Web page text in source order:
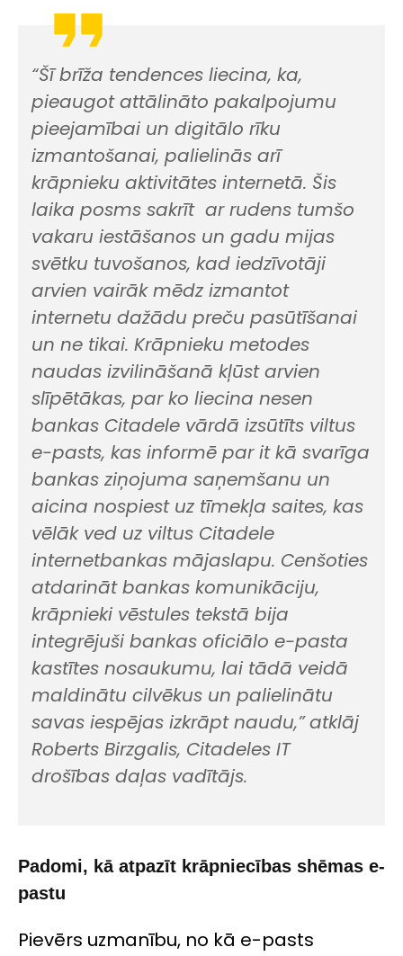
“Šī brīža tendences liecina, ka,
pieaugot attālināto pakalpojumu
pieejamībai un digitālo rīku
izmantošanai, palielinās arī
krāpnieku aktivitātes internetā. Šis
laika posms sakrīt ar rudens tumšo
vakaru iestāšanos un gadu mijas
svētku tuvošanos, kad iedzīvotāji
arvien vairāk mēdz izmantot
internetu dažādu preču pasūtīšanai
un ne tikai. Krāpnieku metodes
naudas izvilināšanā kļūst arvien
slīpētākas, par ko liecina nesen
bankas Citadele vārdā izsūtīts viltus
e-pasts, kas informē par it kā svarīga
bankas ziņojuma saņemšanu un
aicina nospiest uz tīmekļa saites, kas
vēlāk ved uz viltus Citadele
internetbankas mājaslapu. Cenšoties
atdarināt bankas komunikāciju,
krāpnieki vēstules tekstā bija
integrējuši bankas oficiālo e-pasta
kastītes nosaukumu, lai tādā veidā
maldinātu cilvēkus un palielinātu
savas iespējas izkrāpt naudu,”atklāj
Roberts Birzgalis, Citadeles IT
drošības daļas vadītājs.
Padomi, kā atpazīt krāpniecības shēmas e-
pastu
Pievērs uzmanību, no kā e-pasts